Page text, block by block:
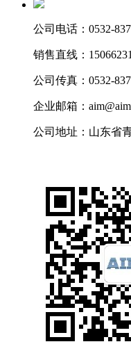
公司电话：0532-
销售直线：
公司传真：0532-
企业邮箱：
公司地址：山东省